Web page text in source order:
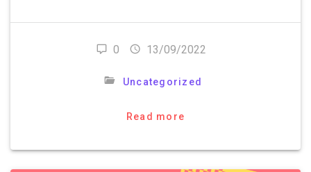
0 13/09/2022
Uncategorized
Read more